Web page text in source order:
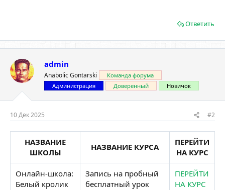
Ответить
admin
Anabolic Gontarski
Команда форума
Администрация
Доверенный Новичок
10 Дек 2025 #2
НАЗВАНИЕ
ШКОЛЫ
НАЗВАНИЕ КУРСА
ПЕРЕЙТИ
НА КУРС
Онлайн-школа:
Белый кролик
Запись на пробный
бесплатный урок
ПЕРЕЙТИ
НА КУРС